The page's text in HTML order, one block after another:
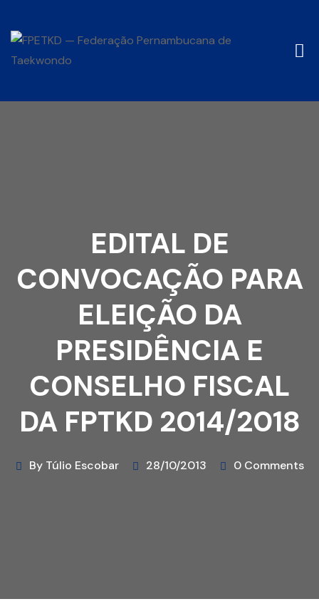
EDITAL DE
CONVOCAÇÃO PARA
ELEIÇÃO DA
PRESIDÊNCIA E
CONSELHO FISCAL
DA FPTKD 2014/2018
By Túlio Escobar 28/10/2013 0 Comments